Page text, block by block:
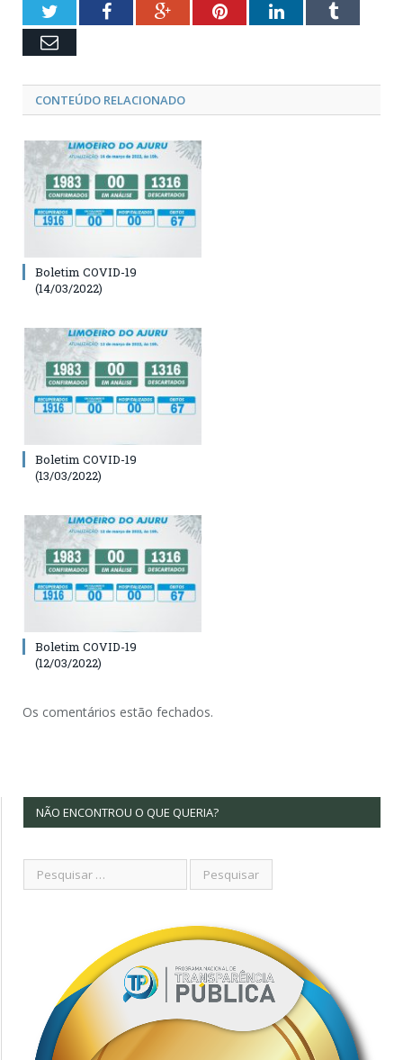
TwitterFacebookGoogle+PinterestLinkedInTumblr
Email
CONTEÚDO RELACIONADO
Boletim COVID-19
(14/03/2022)
Boletim COVID-19
(13/03/2022)
Boletim COVID-19
(12/03/2022)
Os comentários estão fechados.
NÃO ENCONTROU O QUE QUERIA?